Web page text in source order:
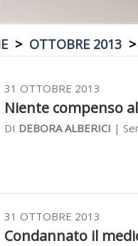
> OTTOBRE 2013
31 OTTOBRE 2013
Niente compenso
DI DEBORA ALBERICI |
31 OTTOBRE 2013
Condannato il